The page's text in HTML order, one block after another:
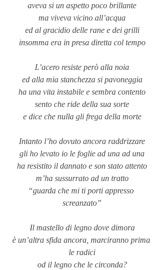
aveva si un aspetto poco brillante
ma viveva vicino all’acqua
ed al gracidio delle rane e dei grilli
insomma era in presa diretta col tempo
L’acero resiste però alla noia
ed alla mia stanchezza si pavoneggia
ha una vita instabile e sembra contento
sento che ride della sua sorte
e dice che nulla gli frega della morte
Intanto l’ho dovuto ancora raddrizzare
gli ho levato io le foglie ad una ad una
ha resistito il dannato e son stato attento
m’ha sussurrato ad un tratto
“guarda che mi ti porti appresso
screanzato”
Il mastello di legno dove dimora
è un’altra sfida ancora, marciranno prima
le radici
od il legno che le circonda?